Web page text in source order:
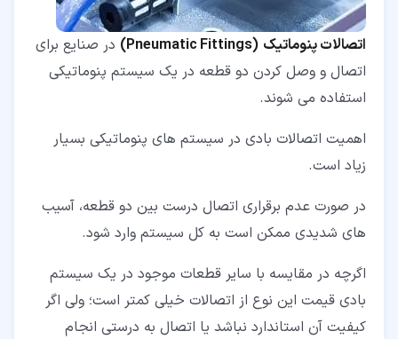
اتصالات پنوماتیک (Pneumatic Fittings)
در صنایع برای
اتصال و وصل کردن دو قطعه در یک سیستم پنوماتیکی
استفاده می شوند.
اهمیت اتصالات بادی در سیستم های پنوماتیکی بسیار
زیاد است.
در صورت عدم برقراری اتصال درست بین دو قطعه، آسیب
های شدیدی ممکن است به کل سیستم وارد شود.
اگرچه در مقایسه با سایر قطعات موجود در یک سیستم
بادی قیمت این نوع از اتصالات خیلی کمتر است؛ ولی اگر
کیفیت آن استاندارد نباشد یا اتصال به درستی انجام